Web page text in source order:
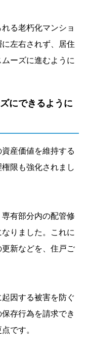
る老朽化マンショ
左右されず、居住
ーズに進むように
にできるように
産価値を維持する
限も強化されまし
有部分内の配管修
りました。これに
新などを、住戸ご
因する被害を防ぐ
存行為を請求でき
です。